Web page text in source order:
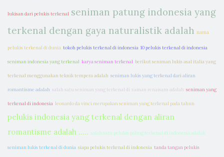
lukisan dari pelukis terkenal seniman patung indonesia yang
terkenal dengan gaya naturalistik adalah nama
pelukis terkenal di dunia tokoh pelukis terkenal di indonesia 10 pelukis terkenal di indonesia
seniman indonesia yang terkenal karya seniman terkenal berikut seniman lukis asal italia yang
terkenal menggunakan teknik tempera adalah seniman lukis yang terkenal dari aliran
romantisme adalah salah satu seniman yang terkenal di zaman renaisans adalah seniman yang
terkenal di indonesia leonardo da vinci merupakan seniman yang terkenal pada tahun
pelukis indonesia yang terkenal dengan aliran
romantisme adalah ..... salah satu pelukis paling terkenal di indonesia adalah
seniman lukis terkenal di dunia siapa pelukis terkenal di indonesia tanda tangan pelukis